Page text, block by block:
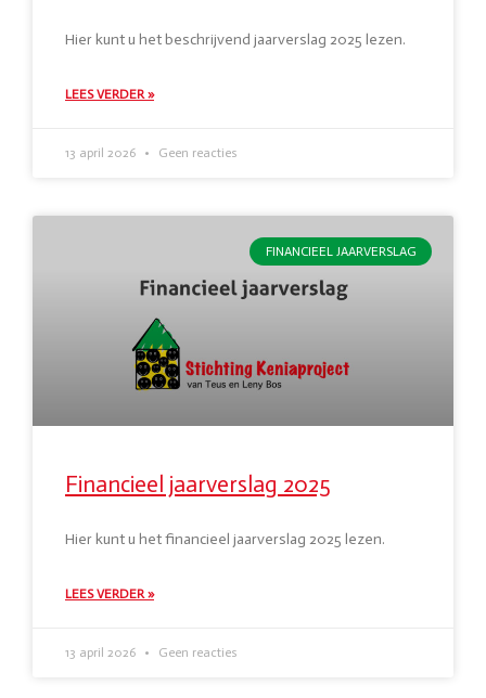
Hier kunt u het beschrijvend jaarverslag 2025 lezen.
LEES VERDER »
13 april 2026 Geen reacties
FINANCIEEL JAARVERSLAG
Financieel jaarverslag 2025
Hier kunt u het financieel jaarverslag 2025 lezen.
LEES VERDER »
13 april 2026 Geen reacties